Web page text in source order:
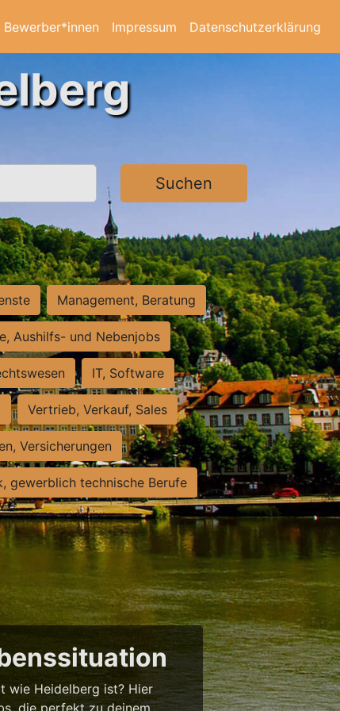
Bewerber*innen Impressum Datenschutzerklärung
Suchen
Management, Beratung
Aushilfs- und Nebenjobs
IT, Software
Vertrieb, Verkauf, Sales
Versicherungen
gewerblich technische Berufe
wie Heidelberg ist? Hier